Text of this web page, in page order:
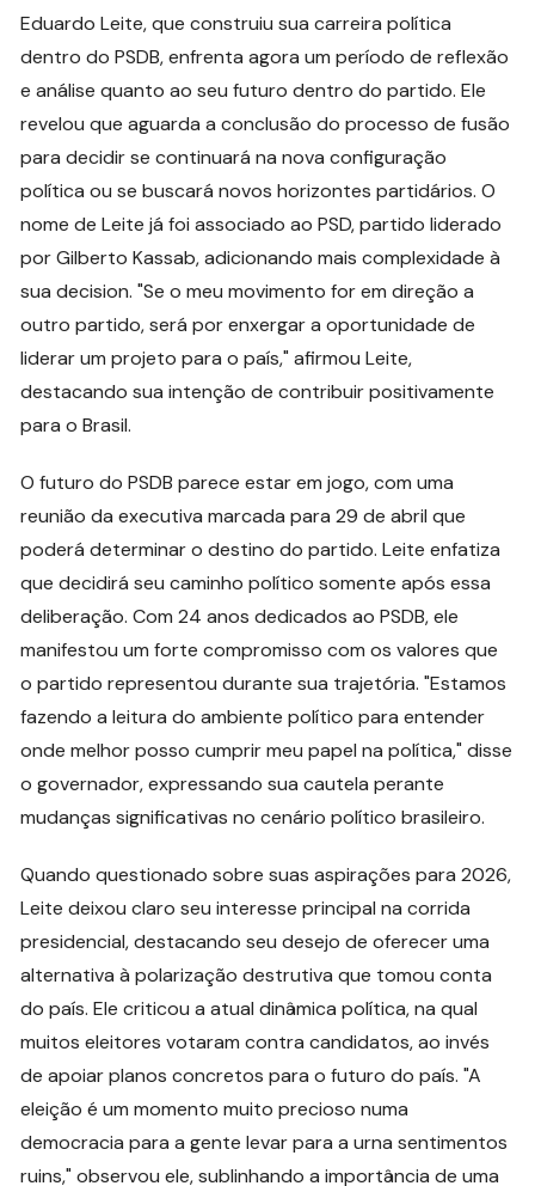
Eduardo Leite, que construiu sua carreira política
dentro do PSDB, enfrenta agora um período de reflexão
e análise quanto ao seu futuro dentro do partido. Ele
revelou que aguarda a conclusão do processo de fusão
para decidir se continuará na nova configuração
política ou se buscará novos horizontes partidários. O
nome de Leite já foi associado ao PSD, partido liderado
por Gilberto Kassab, adicionando mais complexidade à
sua decision. "Se o meu movimento for em direção a
outro partido, será por enxergar a oportunidade de
liderar um projeto para o país," afirmou Leite,
destacando sua intenção de contribuir positivamente
para o Brasil.
O futuro do PSDB parece estar em jogo, com uma
reunião da executiva marcada para 29 de abril que
poderá determinar o destino do partido. Leite enfatiza
que decidirá seu caminho político somente após essa
deliberação. Com 24 anos dedicados ao PSDB, ele
manifestou um forte compromisso com os valores que
o partido representou durante sua trajetória. "Estamos
fazendo a leitura do ambiente político para entender
onde melhor posso cumprir meu papel na política," disse
o governador, expressando sua cautela perante
mudanças significativas no cenário político brasileiro.
Quando questionado sobre suas aspirações para 2026,
Leite deixou claro seu interesse principal na corrida
presidencial, destacando seu desejo de oferecer uma
alternativa à polarização destrutiva que tomou conta
do país. Ele criticou a atual dinâmica política, na qual
muitos eleitores votaram contra candidatos, ao invés
de apoiar planos concretos para o futuro do país. "A
eleição é um momento muito precioso numa
democracia para a gente levar para a urna sentimentos
ruins," observou ele, sublinhando a importância de uma